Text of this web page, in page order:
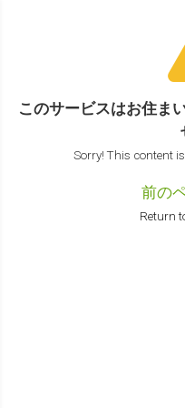
このサービスはお住ま
Sorry! This content
前の
Return